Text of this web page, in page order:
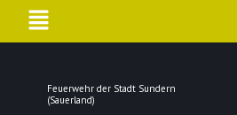
Feuerwehr der Stadt Sundern
(Sauerland)